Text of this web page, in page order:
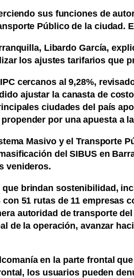
sus funciones de
Público de la ciudad.
Libardo García,
los ajustes tarifarios que
cercanos al 9,28%,
ajustar la canasta de
ciudades del país
por una apuesta a
Masivo y el Transporte
del SIBUS en
venideros.
brindan sostenibilidad,
51 rutas de 11 empresas
autoridad de transporte
de la operación, avanzar
en la parte frontal
los usuarios pueden